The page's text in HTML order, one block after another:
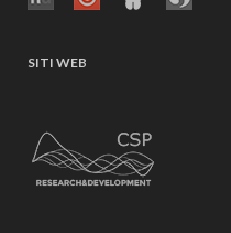
SITI WEB